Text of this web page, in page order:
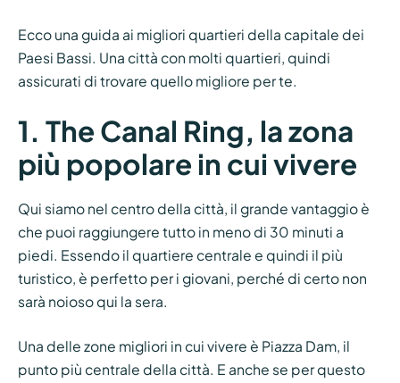
Ecco una guida ai migliori quartieri della capitale dei
Paesi Bassi. Una città con molti quartieri, quindi
assicurati di trovare quello migliore per te.
1. The Canal Ring, la zona
più popolare in cui vivere
Qui siamo nel centro della città, il grande vantaggio è
che puoi raggiungere tutto in meno di 30 minuti a
piedi. Essendo il quartiere centrale e quindi il più
turistico, è perfetto per i giovani, perché di certo non
sarà noioso qui la sera.
Una delle zone migliori in cui vivere è Piazza Dam, il
punto più centrale della città. E anche se per questo